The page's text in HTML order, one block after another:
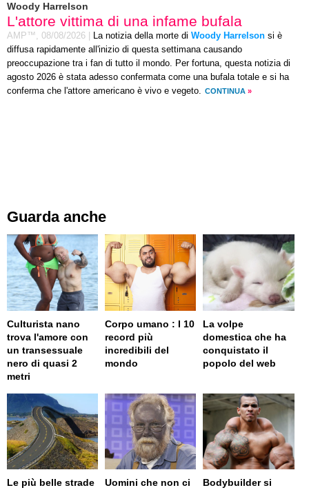
Woody Harrelson
L'attore vittima di una infame bufala
AMP™, 08/08/2026 La notizia della morte di Woody Harrelson si è
diffusa rapidamente all'inizio di questa settimana causando
preoccupazione tra i fan di tutto il mondo. Per fortuna, questa notizia di
agosto 2026 è stata adesso confermata come una bufala totale e si ha
conferma che l'attore americano è vivo e vegeto. CONTINUA »
Guarda anche
Culturista nano
trova l'amore con
un transessuale
nero di quasi 2
metri
Corpo umano : I 10
record più
incredibili del
mondo
La volpe
domestica che ha
conquistato il
popolo del web
Le più belle strade
Uomini che non ci
Bodybuilder si